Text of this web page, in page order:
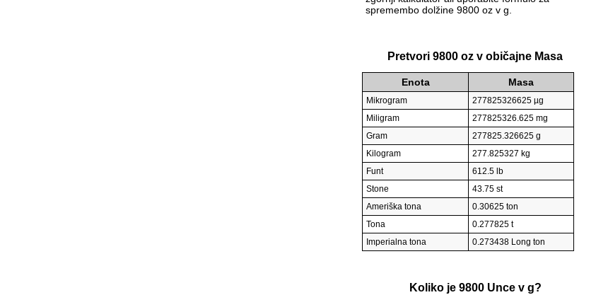
spremembo dolžine 9800 oz v g.
Pretvori 9800 oz v običajne Masa
Enota Masa
Mikrogram
277825326625 µg
Miligram
277825326.625 mg
Gram
277825.326625 g
Kilogram
277.825327 kg
Funt
612.5 lb
Stone
43.75 st
Ameriška tona
0.30625 ton
Tona
0.277825 t
Imperialna tona
0.273438 Long ton
Koliko je 9800 Unce v g?